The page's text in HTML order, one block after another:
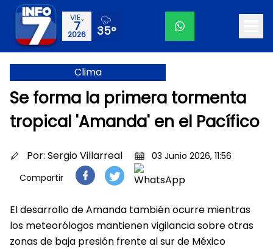
VIE.,
7
2026 35°
Clima
Se forma la primera tormenta
tropical 'Amanda' en el Pacífico
Por: Sergio Villarreal
03 Junio 2026, 11:56
Compartir
El desarrollo de Amanda también ocurre mientras
los meteorólogos mantienen vigilancia sobre otras
zonas de baja presión frente al sur de México